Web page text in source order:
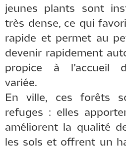
jeunes plants sont
très dense, ce qui
rapide et permet au
devenir rapidement
propice à l’accueil
variée.
En ville, ces forêts
refuges : elles
améliorent la qualité
les sols et offrent un